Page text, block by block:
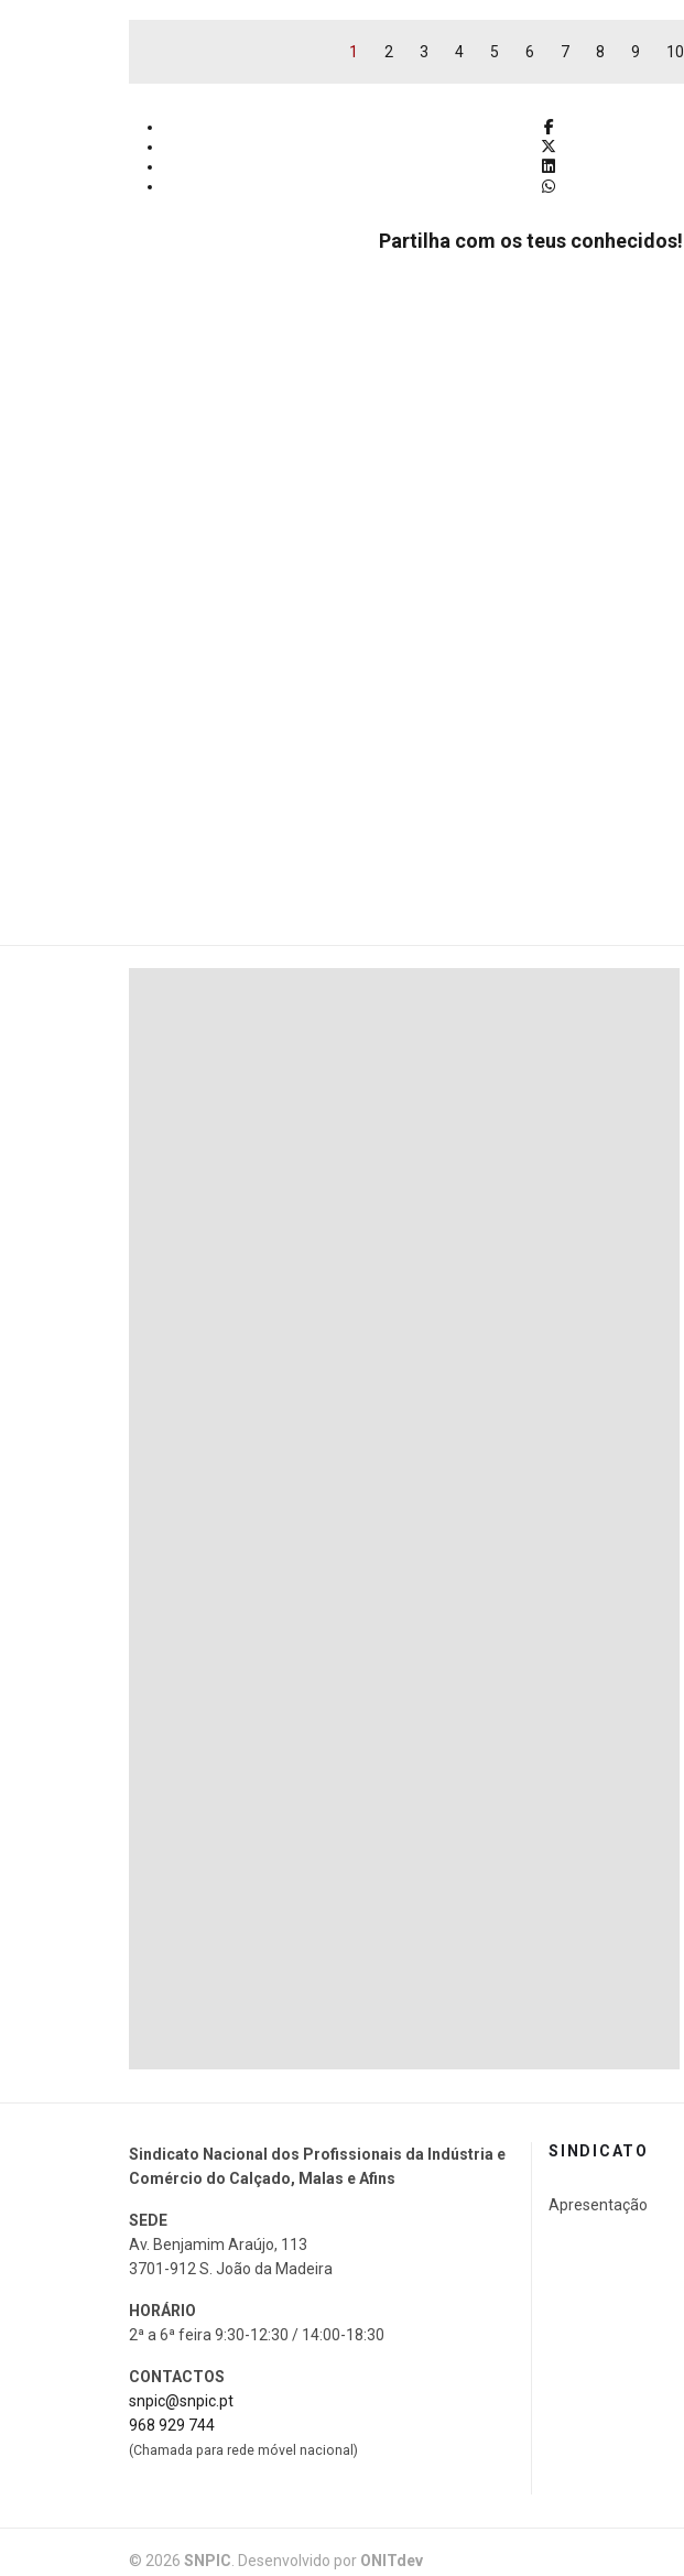
1 2 3 4 5 6 7 8 9 10
Partilha com os teus conhecidos!
Sindicato Nacional dos Profissionais da Indústria e
Comércio do Calçado, Malas e Afins
SEDE
Av. Benjamim Araújo, 113
3701-912 S. João da Madeira
HORÁRIO
2ª a 6ª feira 9:30-12:30 / 14:00-18:30
CONTACTOS
snpic@snpic.pt
968 929 744
(Chamada para rede móvel nacional)
SINDICATO
Apresentação
© 2026 SNPIC. Desenvolvido por ONITdev